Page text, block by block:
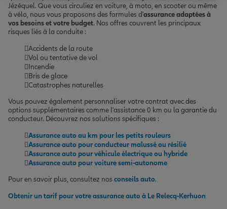
Jézéquel. Que vous circuliez en voiture, à moto, en scooter ou même
à vélo, nous vous proposons des formules d'assurance adaptées à
vos besoins et votre budget. Nos offres couvrent les principaux
risques liés à la conduite :
Accidents de la route
Vol ou tentative de vol
Incendie
Bris de glace
Catastrophes naturelles
Vous pouvez également personnaliser votre contrat avec des
options supplémentaires comme l'assistance 0 km ou la garantie du
conducteur. Découvrez nos solutions spécifiques :
Assurance auto au km pour les petits rouleurs
Assurance auto pour conducteur malussé ou résilié
Assurance auto pour véhicule électrique ou hybride
Assurance auto pour voiture semi-autonome
Pour en savoir plus, consultez nos conseils auto.
Obtenir un tarif pour votre assurance auto à Le Relecq-Kerhuon